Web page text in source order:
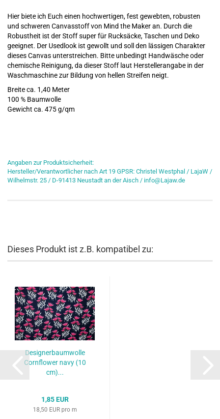
Hier biete ich Euch einen hochwertigen, fest gewebten, robusten
und schweren Canvasstoff von Mind the Maker an. Durch die
Robustheit ist der Stoff super für Rucksäcke, Taschen und Deko
geeignet. Der Usedlook ist gewollt und soll den lässigen Charakter
dieses Canvas unterstreichen. Bitte unbedingt Handwäsche oder
chemische Reinigung, da dieser Stoff laut Herstellerangabe in der
Waschmaschine zur Bildung von hellen Streifen neigt.
Breite ca. 1,40 Meter
100 % Baumwolle
Gewicht ca. 475 g/qm
Angaben zur Produktsicherheit:
Hersteller/Verantwortlicher nach Art 19 GPSR: Christel Westphal / LajaW /
Wilhelmstr. 25 / D-91413 Neustadt an der Aisch / info@Lajaw.de
Dieses Produkt ist z.B. kompatibel zu:
Designerbaumwolle
Cornflower navy (10
cm)...
1,85 EUR
18,50 EUR pro m